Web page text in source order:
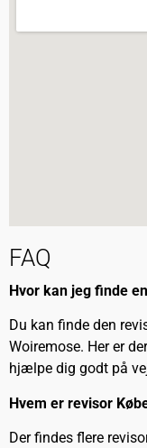
FAQ
Hvor kan jeg finde
Du kan finde den
Woiremose. Her er
hjælpe dig godt på
Hvem er revisor
Der findes flere